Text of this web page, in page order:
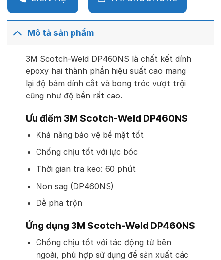
Mô tả sản phẩm
3M Scotch-Weld DP460NS là chất kết dính
epoxy hai thành phần hiệu suất cao mang
lại độ bám dính cắt và bong tróc vượt trội
cũng như độ bền rất cao.
Ưu điểm 3M Scotch-Weld DP460NS
Khả năng bảo vệ bề mặt tốt
Chống chịu tốt với lực bóc
Thời gian tra keo: 60 phút
Non sag (DP460NS)
Dễ pha trộn
Ứng dụng 3M Scotch-Weld DP460NS
Chống chịu tốt với tác động từ bên
ngoài, phù hợp sử dụng để sản xuất các